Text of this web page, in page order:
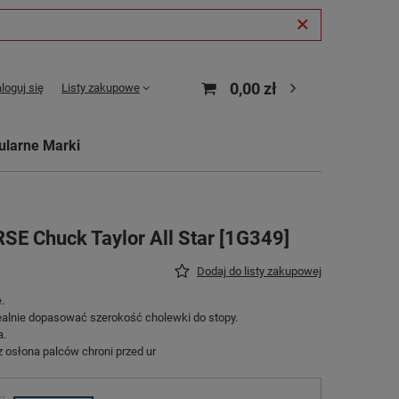
się Listy zakupowe 0,00 zł
Marki
Chuck Taylor All Star [1G349]
Dodaj do listy zakupowej
dopasować szerokość cholewki do stopy.
palców chroni przed ur